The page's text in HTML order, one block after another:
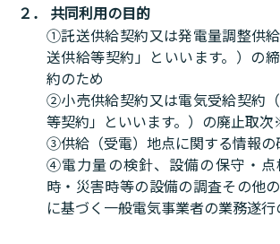
２． 共同利用の目的
①託送供給契約又は発電量調整供
送供給等契約」といいます。）の
約のため
②小売供給契約又は電気受給契約
等契約」といいます。）の廃止取
③供給（受電）地点に関する情報の
④電力量の検針、設備の保守・点
時・災害時等の設備の調査その他
に基づく一般電気事業者の業務遂行